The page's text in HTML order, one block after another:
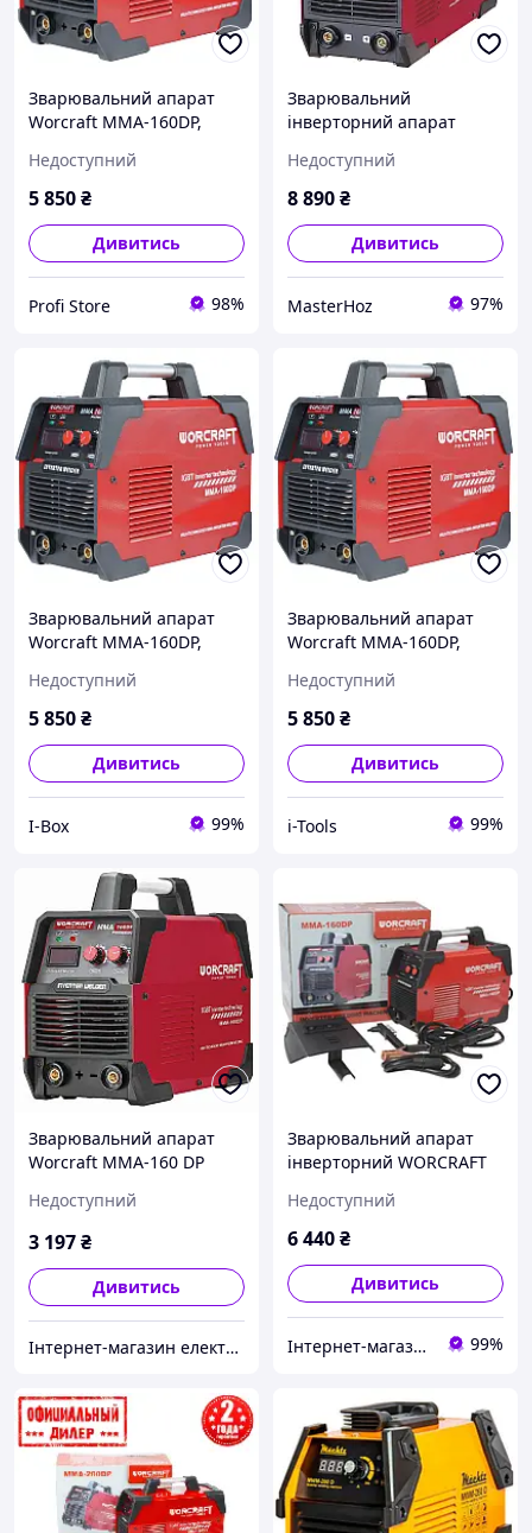
Зварювальний апарат
Worcraft MMA-160DP,
Недоступний
5 850₴
Дивитись
Profi Store 98%
Зварювальний
інверторний апарат
кВт, зварювальний струм
20-250 А, дисплей,
Недоступний
8 890₴
Дивитись
MasterHoz 97%
Зварювальний апарат
Worcraft MMA-160DP,
Недоступний
5 850₴
Дивитись
I-Box 99%
Зварювальний апарат
Worcraft MMA-160DP,
Недоступний
5 850₴
Дивитись
i-Tools 99%
Зварювальний апарат
Worcraft MMA-160 DP
Недоступний
3 197₴
Дивитись
Інтернет-магазин електроінструменту "ЕлТехГрад"
Зварювальний апарат
інверторний WORCRAFT
Недоступний
6 440₴
Дивитись
Інтернет-магазин "Molotki" 99%